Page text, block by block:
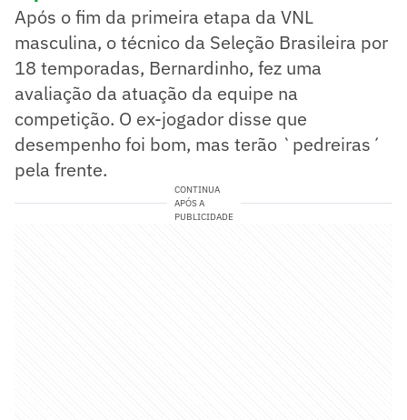
Após o fim da primeira etapa da VNL
masculina, o técnico da Seleção Brasileira por
18 temporadas, Bernardinho, fez uma
avaliação da atuação da equipe na
competição. O ex-jogador disse que
desempenho foi bom, mas terão `pedreiras´
pela frente.
CONTINUA
APÓS A
PUBLICIDADE